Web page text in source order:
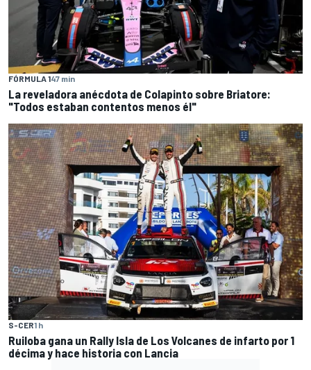
FÓRMULA 147 min
La reveladora anécdota de Colapinto sobre Briatore:
"Todos estaban contentos menos él"
S-CER1 h
Ruiloba gana un Rally Isla de Los Volcanes de infarto por 1
décima y hace historia con Lancia